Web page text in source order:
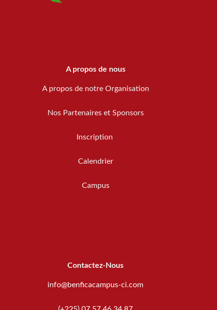
A propos de nous
A propos de notre Organisation
Nos Partenaires et Sponsors
Inscription
Calendrier
Campus
Contactez-Nous
info@benficacampus-ci.com